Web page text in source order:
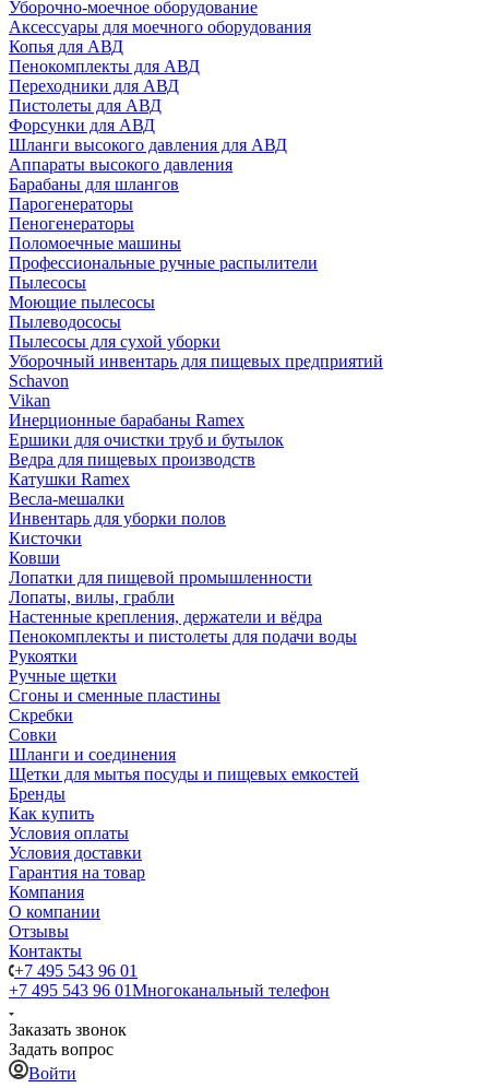
Уборочно-моечное оборудование
Аксессуары для моечного оборудования
Копья для АВД
Пенокомплекты для АВД
Переходники для АВД
Пистолеты для АВД
Форсунки для АВД
Шланги высокого давления для АВД
Аппараты высокого давления
Барабаны для шлангов
Парогенераторы
Пеногенераторы
Поломоечные машины
Профессиональные ручные распылители
Пылесосы
Моющие пылесосы
Пылеводососы
Пылесосы для сухой уборки
Уборочный инвентарь для пищевых предприятий
Schavon
Vikan
Инерционные барабаны Ramex
Ершики для очистки труб и бутылок
Ведра для пищевых производств
Катушки Ramex
Весла-мешалки
Инвентарь для уборки полов
Кисточки
Ковши
Лопатки для пищевой промышленности
Лопаты, вилы, грабли
Настенные крепления, держатели и вёдра
Пенокомплекты и пистолеты для подачи воды
Рукоятки
Ручные щетки
Сгоны и сменные пластины
Скребки
Совки
Шланги и соединения
Щетки для мытья посуды и пищевых емкостей
Бренды
Как купить
Условия оплаты
Условия доставки
Гарантия на товар
Компания
О компании
Отзывы
Контакты
+7 495 543 96 01
+7 495 543 96 01Многоканальный телефон
Заказать звонок
Задать вопрос
Войти